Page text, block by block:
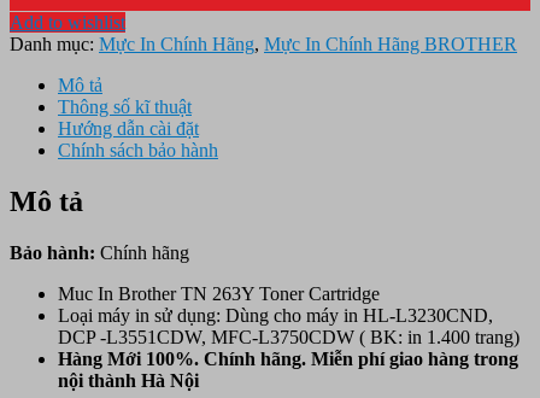
Add to wishlist
Danh mục: Mực In Chính Hãng, Mực In Chính Hãng BROTHER
Mô tả
Thông số kĩ thuật
Hướng dẫn cài đặt
Chính sách bảo hành
Mô tả
Bảo hành: Chính hãng
Muc In Brother TN 263Y Toner Cartridge
Loại máy in sử dụng: Dùng cho máy in HL-L3230CND,
DCP -L3551CDW, MFC-L3750CDW ( BK: in 1.400 trang)
Hàng Mới 100%. Chính hãng. Miễn phí giao hàng trong
nội thành Hà Nội